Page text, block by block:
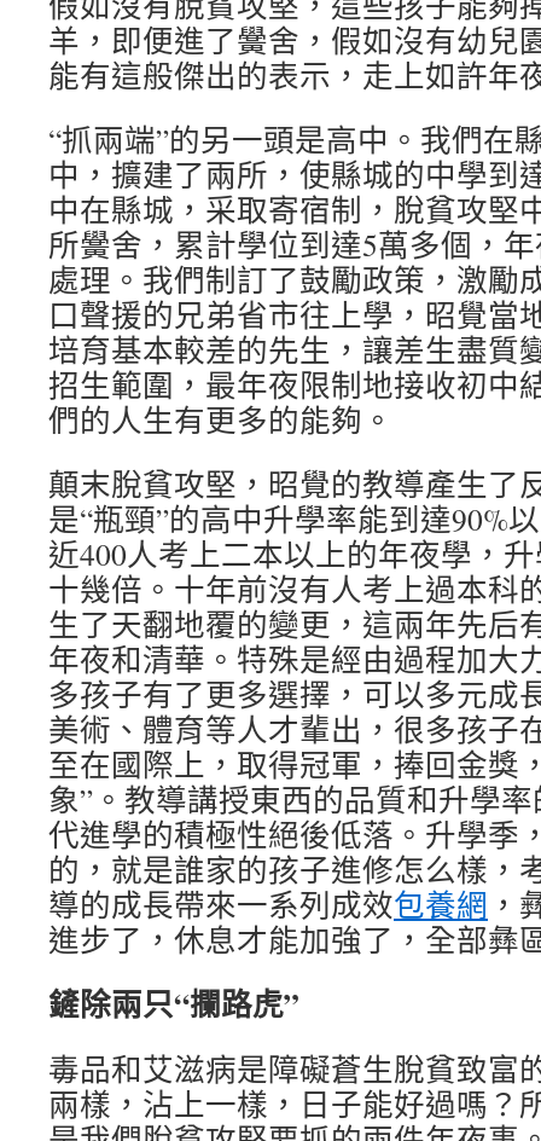
羊，即便進了黌舍，假如沒有幼兒
能有這般傑出的表示，走上如許年
“抓兩端”的另一頭是高中。我們在
中，擴建了兩所，使縣城的中學到
中在縣城，采取寄宿制，脫貧攻堅
所黌舍，累計學位到達5萬多個，
處理。我們制訂了鼓勵政策，激勵
口聲援的兄弟省市往上學，昭覺當
培育基本較差的先生，讓差生盡質
招生範圍，最年夜限制地接收初中
們的人生有更多的能夠。
顛末脫貧攻堅，昭覺的教導產生了
是“瓶頸”的高中升學率能到達90%
近400人考上二本以上的年夜學，
十幾倍。十年前沒有人考上過本科
生了天翻地覆的變更，這兩年先后
年夜和清華。特殊是經由過程加大
多孩子有了更多選擇，可以多元成
美術、體育等人才輩出，很多孩子
至在國際上，取得冠軍，捧回金獎
象”。教導講授東西的品質和升學
代進學的積極性絕後低落。升學季
的，就是誰家的孩子進修怎么樣，
導的成長帶來一系列成效包養網 ，
進步了，休息才能加強了，全部彝
鏟除兩只“攔路虎”
毒品和艾滋病是障礙蒼生脫貧致富
兩樣，沾上一樣，日子能好過嗎？